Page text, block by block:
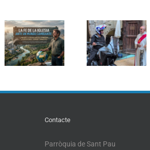
Sant Cristòfol
torna a reunir
els conductors
en la
tradicional
d’Ecologia
Integral:
reptes de
Contacte
Parròquia de Sant Pau